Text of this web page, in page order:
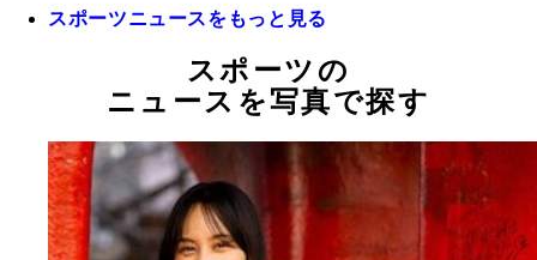
スポーツニュースをもっと見る
スポーツの
ニュースを写真で探す